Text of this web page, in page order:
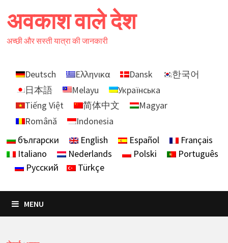
to
content
अवकाश वाले देश
अच्छी और सस्ती यात्रा की जानकारी
Deutsch Ελληνικα Dansk
한국어
日本語
Melayu
Українська
Tiếng Việt
简体中文
Magyar
Română
Indonesia
български
English Español
Français
Italiano
Nederlands Polski
Português
Русский
Türkçe
MENU